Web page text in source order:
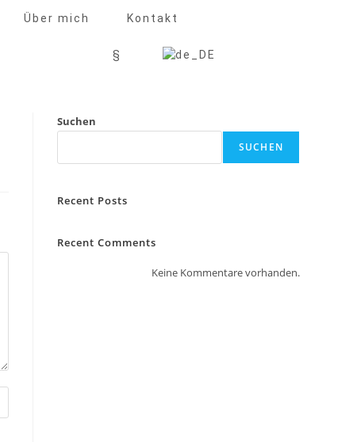
Über mich Kontakt
§
Suchen
SUCHEN
Recent Posts
Recent Comments
Keine Kommentare vorhanden.